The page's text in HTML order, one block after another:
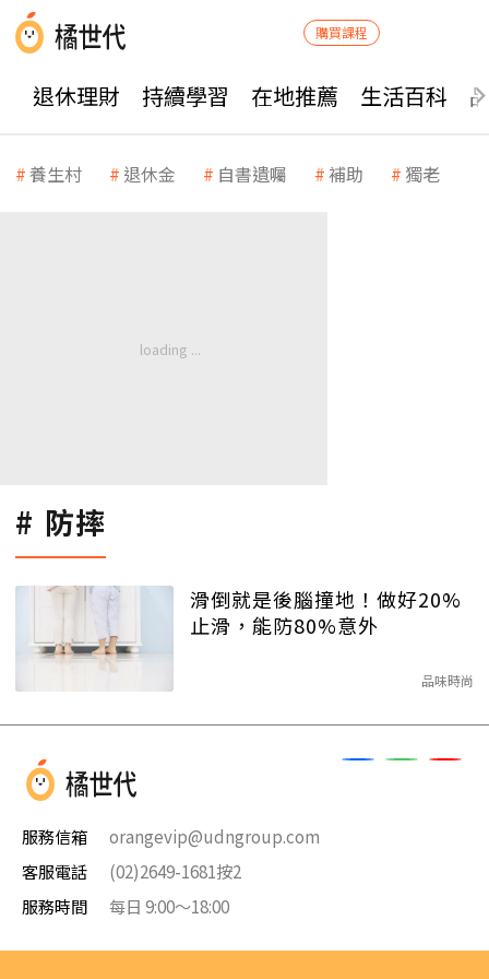
購買課程
退休理財 持續學習 在地推薦 生活百科
養生村 退休金 自書遺囑 補助 獨老
防摔
滑倒就是後腦撞地！做好20%
止滑，能防80%意外
品味時尚
服務信箱
orangevip@udngroup.com
客服電話
(02)2649-1681按2
服務時間
每日 9:00～18:00